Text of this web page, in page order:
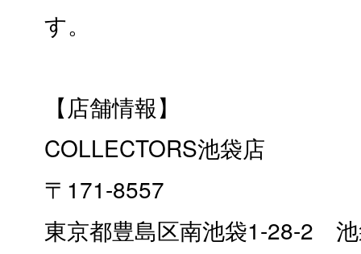
す。
【店舗情報】
COLLECTORS池袋店
〒171-8557
東京都豊島区南池袋1-28-2